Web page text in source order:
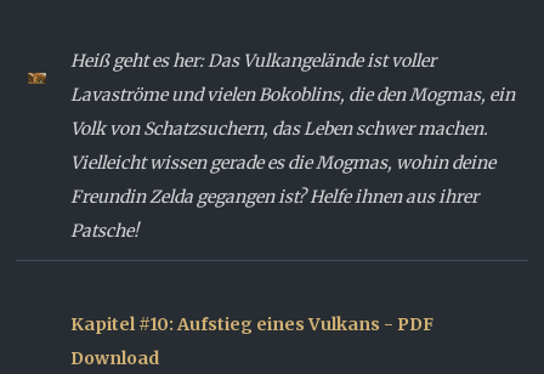
Heiß geht es her: Das Vulkangelände ist voller
Lavaströme und vielen Bokoblins, die den Mogmas, ein
Volk von Schatzsuchern, das Leben schwer machen.
Vielleicht wissen gerade es die Mogmas, wohin deine
Freundin Zelda gegangen ist? Helfe ihnen aus ihrer
Patsche!
Kapitel #10: Aufstieg eines Vulkans - PDF
Download